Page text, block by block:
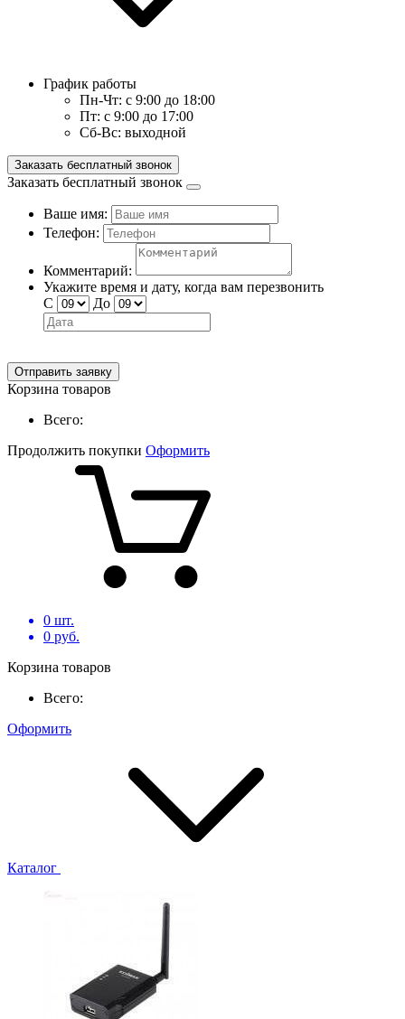
График работы
Пн-Чт: с 9:00 до 18:00
Пт: с 9:00 до 17:00
Сб-Вс: выходной
Заказать бесплатный звонок
Заказать бесплатный звонок
Ваше имя:
Телефон:
Комментарий:
Укажите время и дату, когда вам перезвонить
С
До
Отправить заявку
Корзина товаров
Всего:
Продолжить покупки Оформить
0 шт.
0 руб.
Корзина товаров
Всего:
Оформить
Каталог